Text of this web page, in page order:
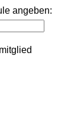
angeben: